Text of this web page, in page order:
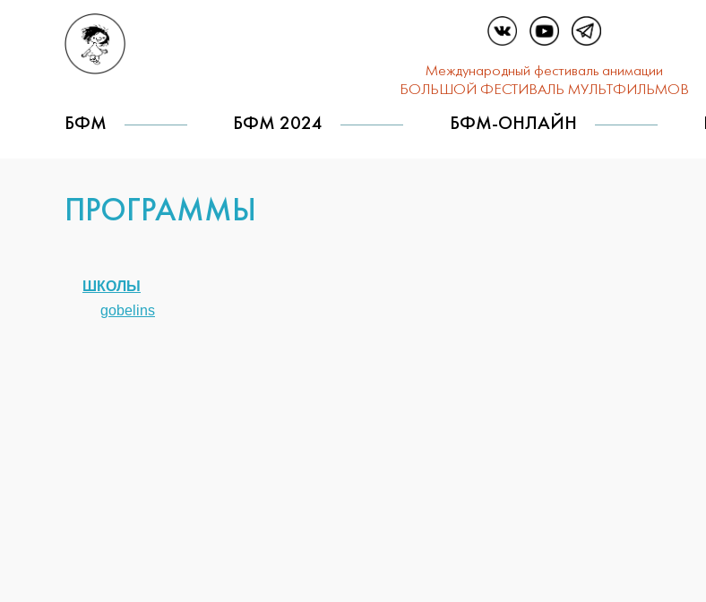
Международный фестиваль анимации
БОЛЬШОЙ ФЕСТИВАЛЬ МУЛЬТФИЛЬМОВ
БФМ БФМ 2024 БФМ-ОНЛАЙН
ПРОГРАММЫ
ШКОЛЫ
gobelins